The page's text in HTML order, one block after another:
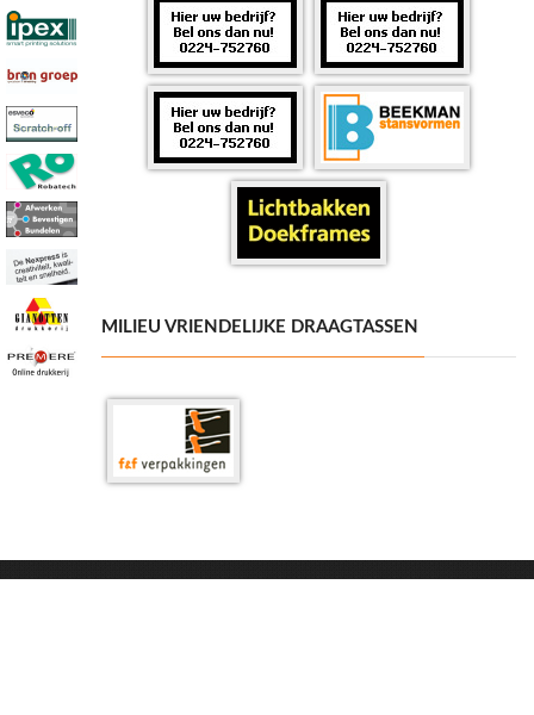
MILIEU VRIENDELIJKE DRAAGTASSEN